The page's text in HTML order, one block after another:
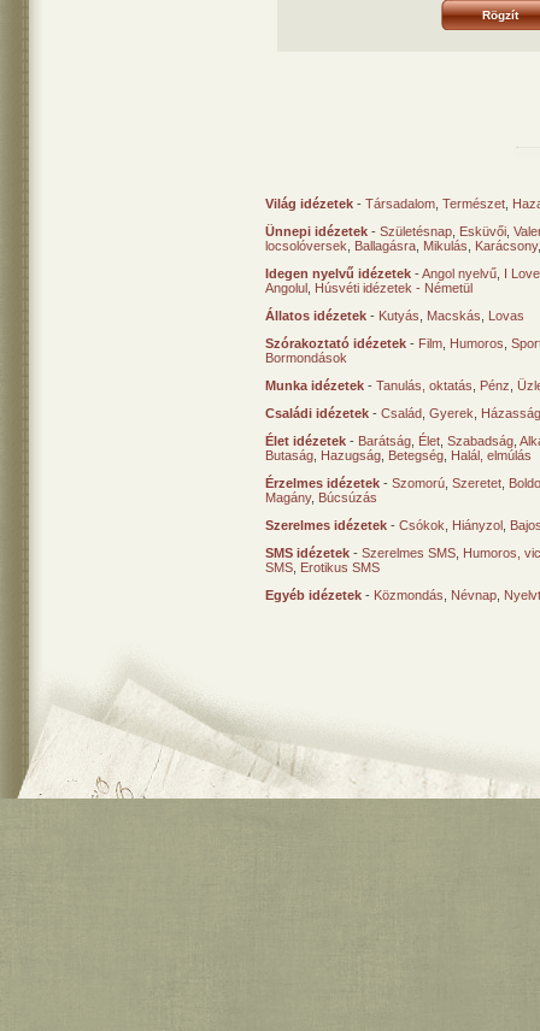
Világ idézetek - Társadalom Természet
Ünnepi idézetek - Születésnap Esküvői
locsolóversek
Ballagásra Mikulás Karácsony
Idegen nyelvű idézetek -Angol nyelvű I
Angolul Húsvéti idézetek - Németül
Állatos idézetek - Kutyás Macskás
Lovas
Szórakoztató idézetek - Film Humoros
Bormondások
Munka idézetek - Tanulás, oktatás Pénz
Családi idézetek - Család Gyerek
Élet idézetek - Barátság Élet Szabadság
Butaság Hazugság Betegség Halál, elmúlás
Érzelmes idézetek - Szomorú Szeretet
Magány, Búcsúzás
Szerelmes idézetek - Csókok Hiányzol
SMS idézetek - Szerelmes SMS Humoros,
SMS Erotikus SMS
Egyéb idézetek - Közmondás Névnap